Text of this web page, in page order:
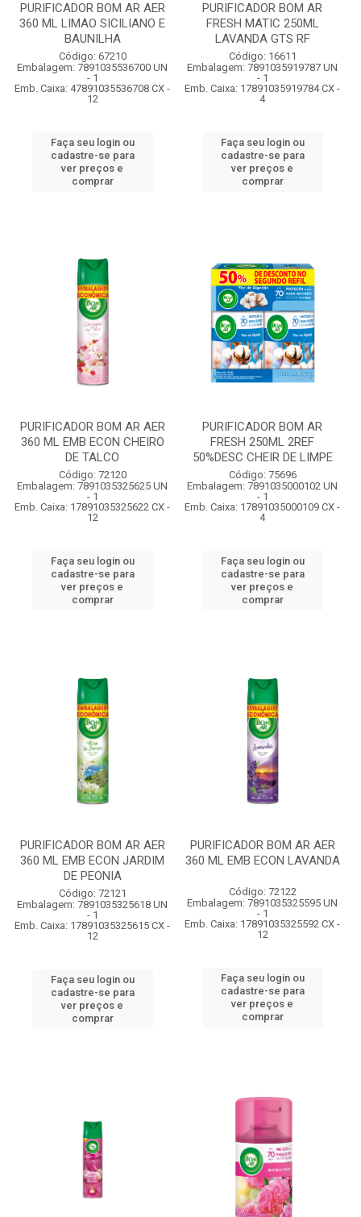
PURIFICADOR BOM AR AER
360 ML LIMAO SICILIANO E
BAUNILHA
Código: 67210
Embalagem: 7891035536700 UN
- 1
Emb. Caixa: 47891035536708 CX -
12
Faça seu login ou
cadastre-se para
ver preços e
comprar
PURIFICADOR BOM AR
FRESH MATIC 250ML
LAVANDA GTS RF
Código: 16611
Embalagem: 7891035919787 UN
- 1
Emb. Caixa: 17891035919784 CX -
4
Faça seu login ou
cadastre-se para
ver preços e
comprar
PURIFICADOR BOM AR AER
360 ML EMB ECON CHEIRO
DE TALCO
Código: 72120
Embalagem: 7891035325625 UN
- 1
Emb. Caixa: 17891035325622 CX -
12
Faça seu login ou
cadastre-se para
ver preços e
comprar
PURIFICADOR BOM AR
FRESH 250ML 2REF
50%DESC CHEIR DE LIMPE
Código: 75696
Embalagem: 7891035000102 UN
- 1
Emb. Caixa: 17891035000109 CX -
4
Faça seu login ou
cadastre-se para
ver preços e
comprar
PURIFICADOR BOM AR AER
360 ML EMB ECON JARDIM
DE PEONIA
Código: 72121
Embalagem: 7891035325618 UN
- 1
Emb. Caixa: 17891035325615 CX -
12
Faça seu login ou
cadastre-se para
ver preços e
comprar
PURIFICADOR BOM AR AER
360 ML EMB ECON LAVANDA
Código: 72122
Embalagem: 7891035325595 UN
- 1
Emb. Caixa: 17891035325592 CX -
12
Faça seu login ou
cadastre-se para
ver preços e
comprar